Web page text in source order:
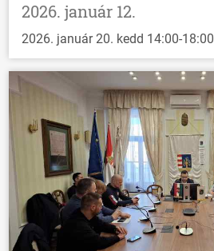
2026. január 12.
2026. január 20. kedd 14:00-18:00